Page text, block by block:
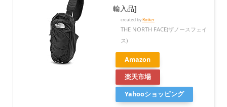
輸入品]
created by Rinker
THE NORTH FACE(ザノースフェイ
ス)
Amazon
楽天市場
Yahooショッピング